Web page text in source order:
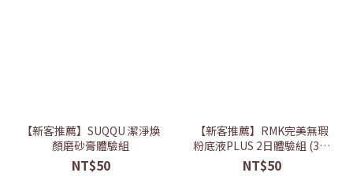
【新客推薦】SUQQU 潔淨煥
顏磨砂膏體驗組
NT$50
【新客推薦】RMK完美無瑕
粉底液PLUS 2日體驗組 (3色
任選)
NT$50